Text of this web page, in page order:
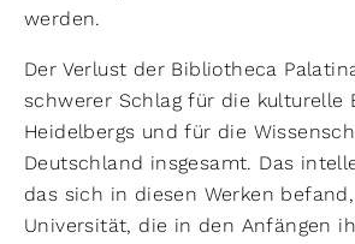
werden.
Der Verlust der Bibliotheca
schwerer Schlag für die kulturelle
Heidelbergs und für die
Deutschland insgesamt. Das
das sich in diesen Werken
Universität, die in den Anfängen